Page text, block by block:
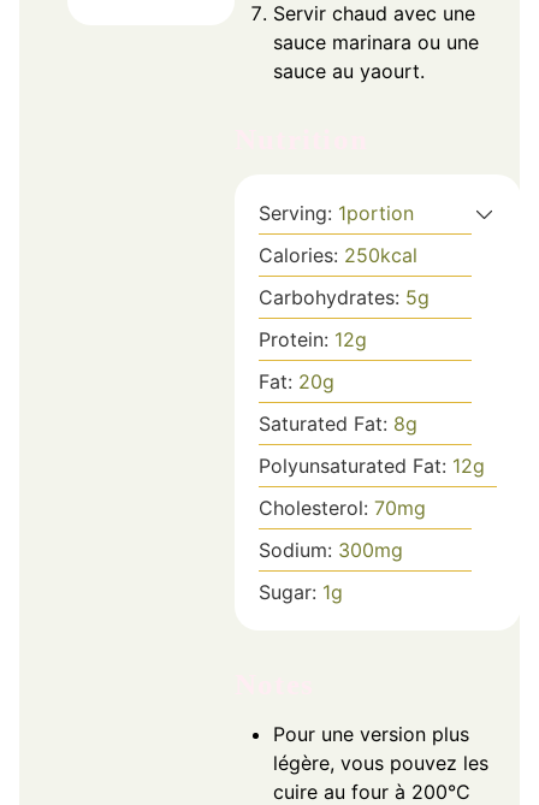
Servir chaud avec une
sauce marinara ou une
sauce au yaourt.
Serving: 1portion
Calories: 250kcal
Carbohydrates: 5g
Protein: 12g
Fat: 20g
Saturated Fat: 8g
Polyunsaturated Fat: 12g
Cholesterol: 70mg
Sodium: 300mg
Sugar: 1g
Pour une version plus
légère, vous pouvez les
cuire au four à 200°C